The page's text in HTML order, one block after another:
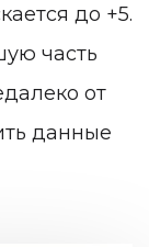
до +5.
часть
от
данные